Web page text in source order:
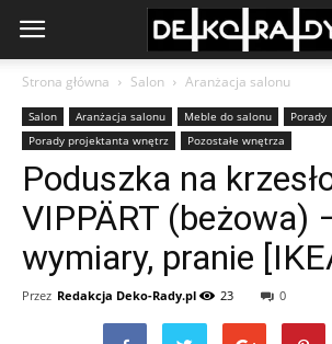
Strona główna Salon Aranżacja salonu
Salon Aranżacja salonu Meble do salonu
Porady
Porady projektanta wnętrz
Pozostałe wnętrza
Poduszka na
VIPPÄRT (beżowa)
wymiary, pranie
Przez Redakcja Deko-Rady.pl 23 0